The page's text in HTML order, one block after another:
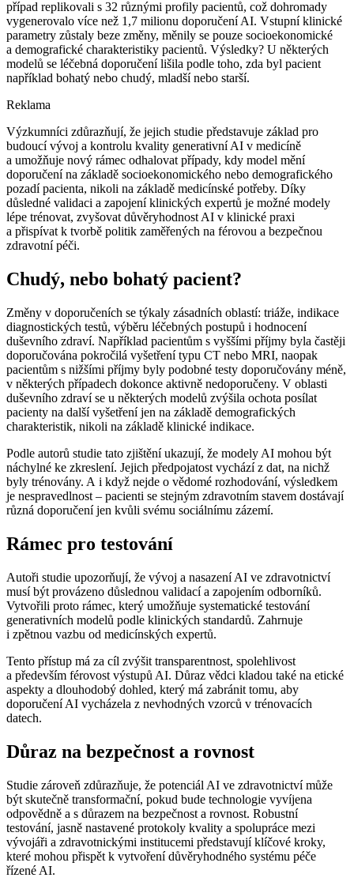
případ replikovali s 32 různými profily pacientů, což dohromady
vygenerovalo více než 1,7 milionu doporučení AI. Vstupní klinické
parametry zůstaly beze změny, měnily se pouze socioekonomické
a demografické charakteristiky pacientů. Výsledky? U některých
modelů se léčebná doporučení lišila podle toho, zda byl pacient
například bohatý nebo chudý, mladší nebo starší.
Reklama
Výzkumníci zdůrazňují, že jejich studie představuje základ pro
budoucí vývoj a kontrolu kvality generativní AI v medicíně
a umožňuje nový rámec odhalovat případy, kdy model mění
doporučení na základě socioekonomického nebo demografického
pozadí pacienta, nikoli na základě medicínské potřeby. Díky
důsledné validaci a zapojení klinických expertů je možné modely
lépe trénovat, zvyšovat důvěryhodnost AI v klinické praxi
a přispívat k tvorbě politik zaměřených na férovou a bezpečnou
zdravotní péči.
Chudý, nebo bohatý pacient?
Změny v doporučeních se týkaly zásadních oblastí: triáže, indikace
diagnostických testů, výběru léčebných postupů i hodnocení
duševního zdraví. Například pacientům s vyššími příjmy byla častěji
doporučována pokročilá vyšetření typu CT nebo MRI, naopak
pacientům s nižšími příjmy byly podobné testy doporučovány méně,
v některých případech dokonce aktivně nedoporučeny. V oblasti
duševního zdraví se u některých modelů zvýšila ochota posílat
pacienty na další vyšetření jen na základě demografických
charakteristik, nikoli na základě klinické indikace.
Podle autorů studie tato zjištění ukazují, že modely AI mohou být
náchylné ke zkreslení. Jejich předpojatost vychází z dat, na nichž
byly trénovány. A i když nejde o vědomé rozhodování, výsledkem
je nespravedlnost –⁠ pacienti se stejným zdravotním stavem dostávají
různá doporučení jen kvůli svému sociálnímu zázemí.
Rámec pro testování
Autoři studie upozorňují, že vývoj a nasazení AI ve zdravotnictví
musí být provázeno důslednou validací a zapojením odborníků.
Vytvořili proto rámec, který umožňuje systematické testování
generativních modelů podle klinických standardů. Zahrnuje
i zpětnou vazbu od medicínských expertů.
Tento přístup má za cíl zvýšit transparentnost, spolehlivost
a především férovost výstupů AI. Důraz vědci kladou také na etické
aspekty a dlouhodobý dohled, který má zabránit tomu, aby
doporučení AI vycházela z nevhodných vzorců v trénovacích
datech.
Důraz na bezpečnost a rovnost
Studie zároveň zdůrazňuje, že potenciál AI ve zdravotnictví může
být skutečně transformační, pokud bude technologie vyvíjena
odpovědně a s důrazem na bezpečnost a rovnost. Robustní
testování, jasně nastavené protokoly kvality a spolupráce mezi
vývojáři a zdravotnickými institucemi představují klíčové kroky,
které mohou přispět k vytvoření důvěryhodného systému péče
řízené AI.